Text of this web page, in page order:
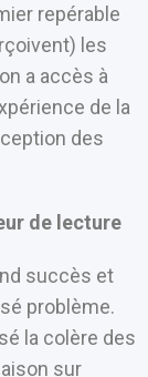
repérable
les
a accès à
de la
des
de lecture
succès et
problème.
la colère des
sur